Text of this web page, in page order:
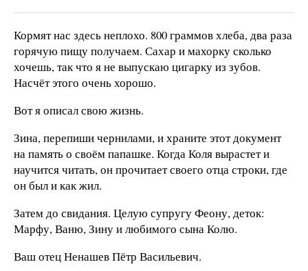
Кормят нас здесь неплохо. 800 граммов хлеба, два раза
горячую пищу получаем. Сахар и махорку сколько
хочешь, так что я не выпускаю цигарку из зубов.
Насчёт этого очень хорошо.
Вот я описал свою жизнь.
Зина, перепиши чернилами, и храните этот документ
на память о своём папашке. Когда Коля вырастет и
научится читать, он прочитает своего отца строки, где
он был и как жил.
Затем до свидания. Целую супругу Феону, деток:
Марфу, Ваню, Зину и любимого сына Колю.
Ваш отец Ненашев Пётр Васильевич.